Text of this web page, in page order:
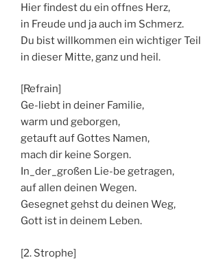
Hier findest du ein offnes Herz,
in Freude und ja auch im Schmerz.
Du bist willkommen ein wichtiger Teil
in dieser Mitte, ganz und heil.
[Refrain]
Ge-liebt in deiner Familie,
warm und geborgen,
getauft auf Gottes Namen,
mach dir keine Sorgen.
In_der_großen Lie-be getragen,
auf allen deinen Wegen.
Gesegnet gehst du deinen Weg,
Gott ist in deinem Leben.
[2. Strophe]